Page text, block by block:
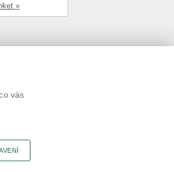
»
Připomínky
Tisk stránky
vás